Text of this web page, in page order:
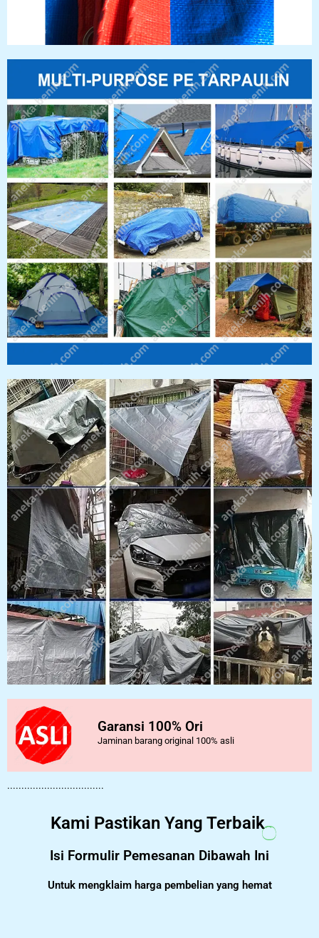
Garansi 100% Ori
Jaminan barang original 100% asli
..................................
Kami Pastikan Yang Terbaik
Isi Formulir Pemesanan Dibawah Ini
Untuk mengklaim harga pembelian yang hemat